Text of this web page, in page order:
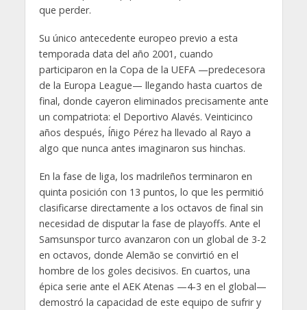
que perder.
Su único antecedente europeo previo a esta
temporada data del año 2001, cuando
participaron en la Copa de la UEFA —predecesora
de la Europa League— llegando hasta cuartos de
final, donde cayeron eliminados precisamente ante
un compatriota: el Deportivo Alavés. Veinticinco
años después, Íñigo Pérez ha llevado al Rayo a
algo que nunca antes imaginaron sus hinchas.
En la fase de liga, los madrileños terminaron en
quinta posición con 13 puntos, lo que les permitió
clasificarse directamente a los octavos de final sin
necesidad de disputar la fase de playoffs. Ante el
Samsunspor turco avanzaron con un global de 3-2
en octavos, donde Alemão se convirtió en el
hombre de los goles decisivos. En cuartos, una
épica serie ante el AEK Atenas —4-3 en el global—
demostró la capacidad de este equipo de sufrir y